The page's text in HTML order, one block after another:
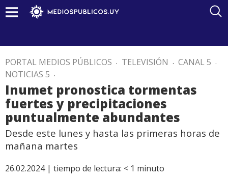
PORTAL MEDIOS PÚBLICOS . TELEVISIÓN . CANAL 5 .
NOTICIAS 5 .
Inumet pronostica tormentas
fuertes y precipitaciones
puntualmente abundantes
Desde este lunes y hasta las primeras horas de
mañana martes
26.02.2024 | tiempo de lectura: < 1 minuto